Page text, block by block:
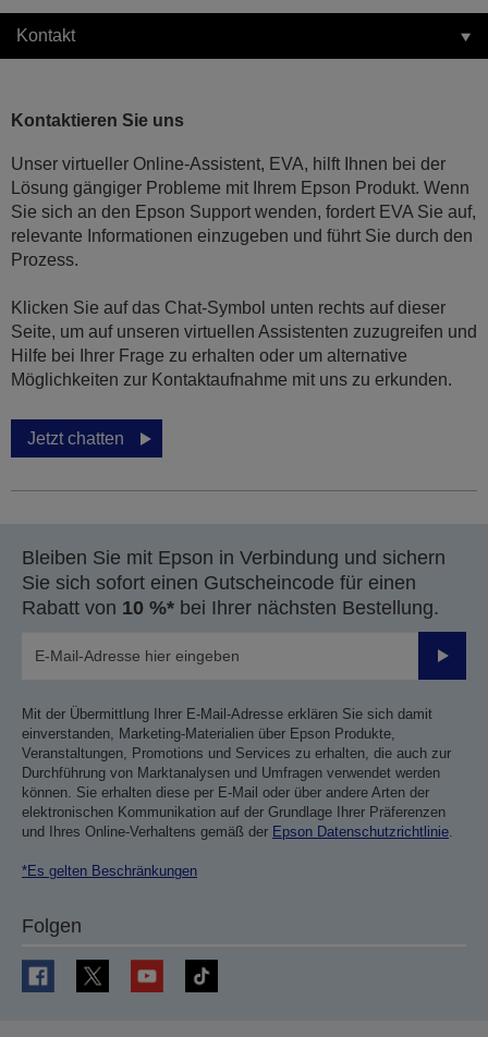
Kontakt
Kontaktieren Sie uns
Unser virtueller Online-Assistent, EVA, hilft Ihnen bei der
Lösung gängiger Probleme mit Ihrem Epson Produkt. Wenn
Sie sich an den Epson Support wenden, fordert EVA Sie auf,
relevante Informationen einzugeben und führt Sie durch den
Prozess.
Klicken Sie auf das Chat-Symbol unten rechts auf dieser
Seite, um auf unseren virtuellen Assistenten zuzugreifen und
Hilfe bei Ihrer Frage zu erhalten oder um alternative
Möglichkeiten zur Kontaktaufnahme mit uns zu erkunden.
Jetzt chatten
Bleiben Sie mit Epson in Verbindung und sichern
Sie sich sofort einen Gutscheincode für einen
Rabatt von 10 %* bei Ihrer nächsten Bestellung.
Mit der Übermittlung Ihrer E-Mail-Adresse erklären Sie sich damit
einverstanden, Marketing-Materialien über Epson Produkte,
Veranstaltungen, Promotions und Services zu erhalten, die auch zur
Durchführung von Marktanalysen und Umfragen verwendet werden
können. Sie erhalten diese per E-Mail oder über andere Arten der
elektronischen Kommunikation auf der Grundlage Ihrer Präferenzen
und Ihres Online-Verhaltens gemäß der Epson Datenschutzrichtlinie.
*Es gelten Beschränkungen
Folgen